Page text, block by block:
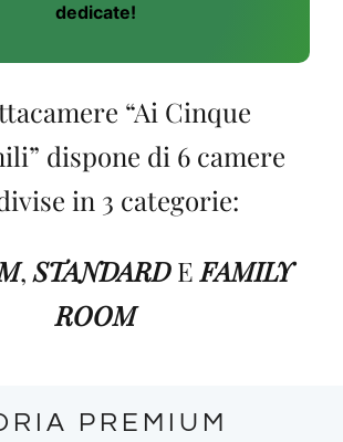
dedicate!
“Ai Cinque
dispone di 6 camere
in 3 categorie:
, STANDARDEFAMILY
ROOM
PREMIUM